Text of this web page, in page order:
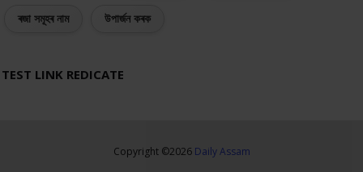
ৰজা সমূহৰ নাম উপাৰ্জন কৰক
TEST LINK REDICATE
Copyright ©2026 Daily Assam